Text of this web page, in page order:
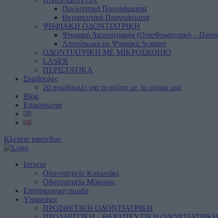
Προληπτικά Προγράμματα
Θεραπευτικά Προγράμματα
ΨΗΦΙΑΚΗ ΟΔΟΝΤΙΑΤΡΙΚΗ
Ψηφιακή Ακτινογραφία (Οπισθοφατνιακή –
Αποτύπωμα με Ψηφιακό Scanner
ΟΔΟΝΤΙΑΤΡΙΚΗ ΜΕ ΜΙΚΡΟΣΚΟΠΙΟ
LASER
ΠΕΡΙΣΤΑΤΙΚΑ
Συμβουλες
20 συμβουλές για τη σχέση με το στόμα μας
Blog
Επικοινωνια
Κλειστε ραντεβου
Ιατρειο
Οδοντιατρείο Κολωνάκι
Οδοντιατρείο Μύκονος
Επιστημονικη ομαδα
Υπηρεσιες
ΠΡΟΣΘΕΤΙΚΗ ΟΔΟΝΤΙΑΤΡΙΚΗ